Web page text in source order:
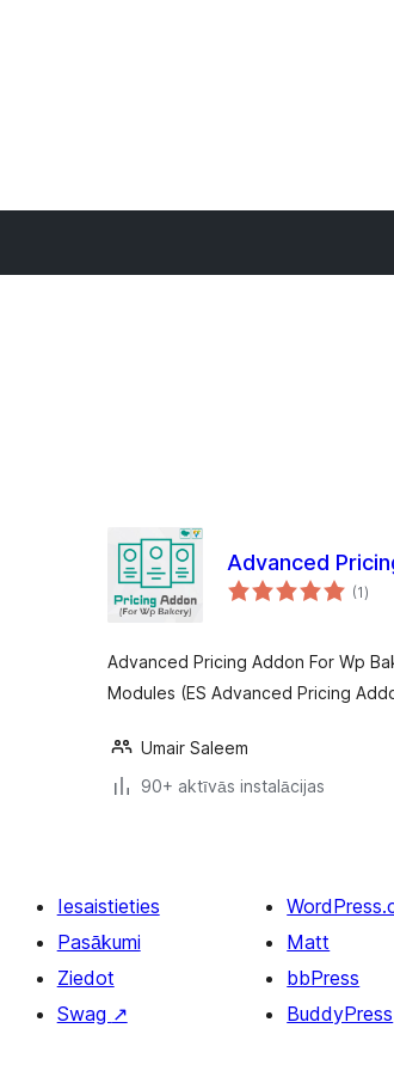
Advanced
(1)
Advanced Pricing Addon For Wp
Modules (ES Advanced Pricing
Umair Saleem
90+ aktīvās instalācijas
Iesaistieties
Pasākumi
Ziedot
Swag ↗
Matt
bbPress
BuddyPress